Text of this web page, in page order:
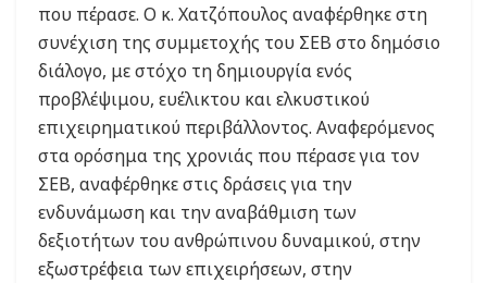
που πέρασε. Ο κ. Χατζόπουλος αναφέρθηκε στη
συνέχιση της συμμετοχής του ΣΕΒ στο δημόσιο
διάλογο, με στόχο τη δημιουργία ενός
προβλέψιμου, ευέλικτου και ελκυστικού
επιχειρηματικού περιβάλλοντος. Αναφερόμενος
στα ορόσημα της χρονιάς που πέρασε για τον
ΣΕΒ, αναφέρθηκε στις δράσεις για την
ενδυνάμωση και την αναβάθμιση των
δεξιοτήτων του ανθρώπινου δυναμικού, στην
εξωστρέφεια των επιχειρήσεων, στην